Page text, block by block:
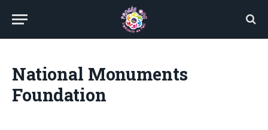
National Monuments
Foundation